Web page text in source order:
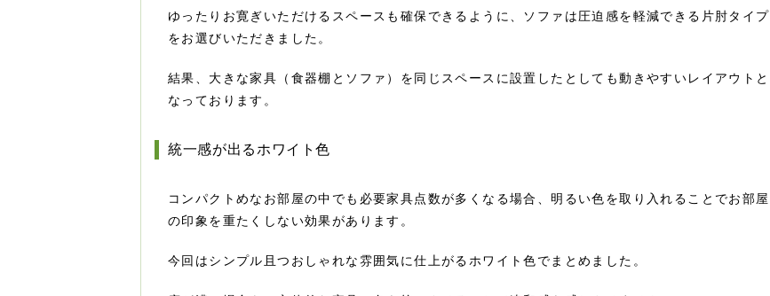
ゆったりお寛ぎいただけるスペースも確保できるように、ソファは圧迫感を軽減できる片肘タイプ
をお選びいただきました。
結果、大きな家具（食器棚とソファ）を同じスペースに設置したとしても動きやすいレイアウトと
なっております。
統一感が出るホワイト色
コンパクトめなお部屋の中でも必要家具点数が多くなる場合、明るい色を取り入れることでお部屋
の印象を重たくしない効果があります。
今回はシンプル且つおしゃれな雰囲気に仕上がるホワイト色でまとめました。